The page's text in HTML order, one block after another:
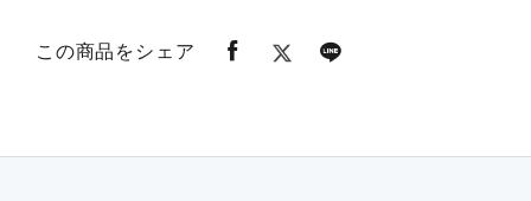
この商品をシェア